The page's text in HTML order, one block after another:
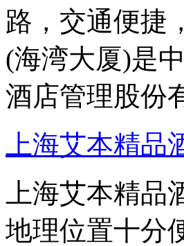
路，交通便捷
(海湾大厦)是
酒店管理股份
上海艾本精品
上海艾本精
地理位置十分